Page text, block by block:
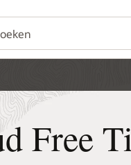
Free